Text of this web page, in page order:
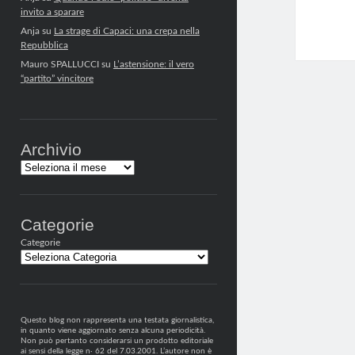
invito a sparare
Anjasu La strage di Capaci: una crepa nella
Repubblica
Mauro SPALLUCCIsu L’astensione: il vero
“partito” vincitore
Archivio
Archivi
Categorie
Categorie
Questo blog non rappresenta una testata giornalistica,
in quanto viene aggiornato senza alcuna periodicità.
Non può pertanto considerarsi un prodotto editoriale
ai sensi della legge n· 62 del 7.03.2001. L’autore non è